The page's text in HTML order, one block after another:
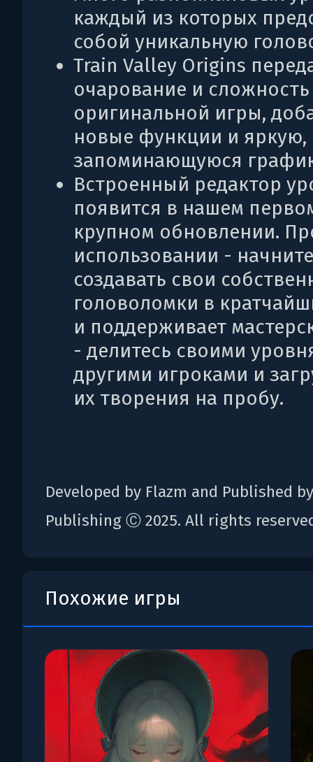
каждый из которых
собой уникальную
Train Valley Origins
очарование и сложность
оригинальной игры,
новые функции и яркую,
запоминающуюся
Встроенный редактор
появится в нашем
крупном обновлении.
использовании - начните
создавать свои
головоломки в
и поддерживает
- делитесь своими
другими игроками и
их творения на пробу.
Developed by Flazm and Published
Publishing Ⓒ 2025. All rights
Похожие игры